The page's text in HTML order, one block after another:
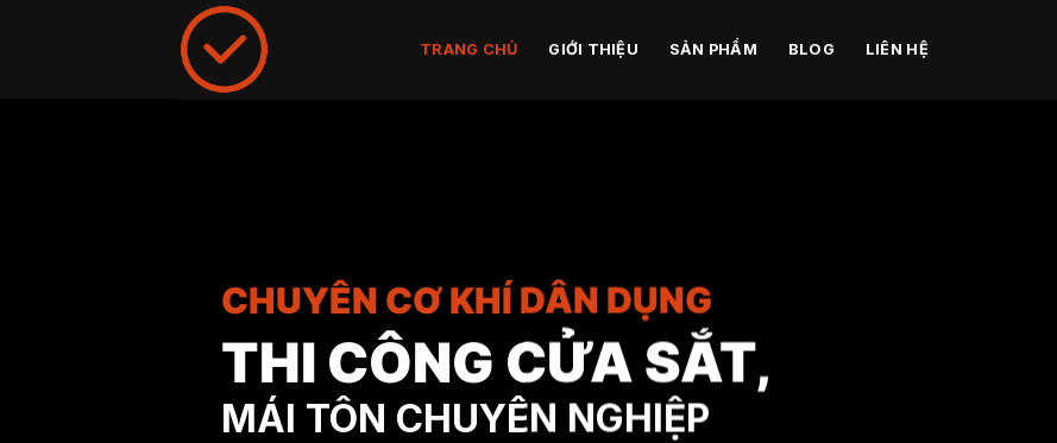
TRANG CHỦ GIỚI THIỆU SẢN PHẨM BLOG LIÊN HỆ
CHUYÊN CƠ KHÍ DÂN DỤNG
THI CÔNG CỬA SẮT,
MÁI TÔN CHUYÊN NGHIỆP